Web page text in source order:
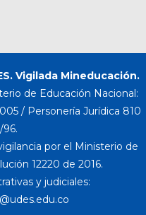
Vigilada Mineducación.
de Educación Nacional:
/ Personería Jurídica 810
96.
por el Ministerio de
12220 de 2016.
y judiciales: